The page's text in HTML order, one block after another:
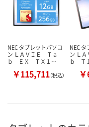
NEC タブレットパソコ
ン ＬＡＶＩＥ Ｔａ
ｂ ＥＸ ＴＸ１…
￥115,711（税込）
NEC
ン Ｌ
ｂ Ｔ